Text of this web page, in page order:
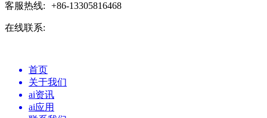
客服热线: +86-13305816468
在线联系:
首页
关于我们
ai资讯
ai应用